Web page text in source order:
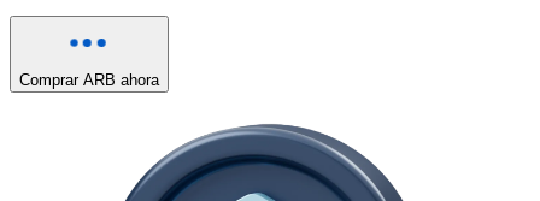
Comprar ARB ahora